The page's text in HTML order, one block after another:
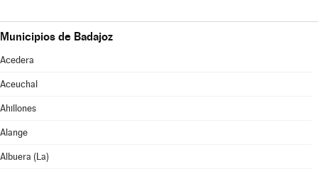
Municipios de Badajoz
Acedera
Aceuchal
Ahillones
Alange
Albuera (La)